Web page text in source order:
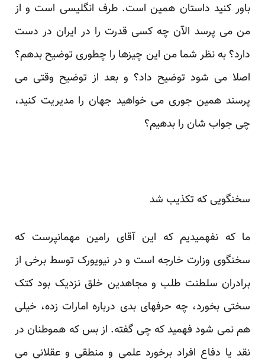
باور کنید داستان همین است. طرف انگلیسی است و از
من می پرسد الآن چه کسی قدرت را در ایران در دست
دارد؟ به نظر شما من این چیزها را چطوری توضیح بدهم؟
اصلا می شود توضیح داد؟ و بعد از توضیح وقتی می
پرسند همین جوری می خواهید جهان را مدیریت کنید،
چی جواب شان را بدهیم؟
سخنگویی که تکذیب شد
ما که نفهمیدیم که این آقای رامین مهمانپرست که
سخنگوی وزارت خارجه است و در نیویورک توسط برخی از
برادران سلطنت طلب و مجاهدین خلق نزدیک بود کتک
سختی بخورد، چه حرفهای بدی درباره امارات زده، خیلی
هم نمی شود فهمید که چی گفته. از بس که هموطنان در
نقد یا دفاع افراد برخورد علمی و منطقی و عقلانی می